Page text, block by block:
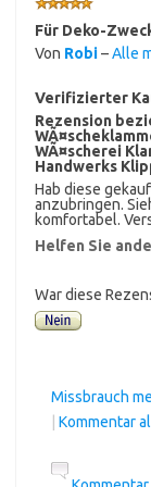
Für Deko-
Von Robi–Alle
Verifizierter
Rezension
WÃ¤scherei
Handwerks
Hab diese
anzubringen.
komfortabel.
Helfen Sie
War diese
Missbrauch
Kommentar